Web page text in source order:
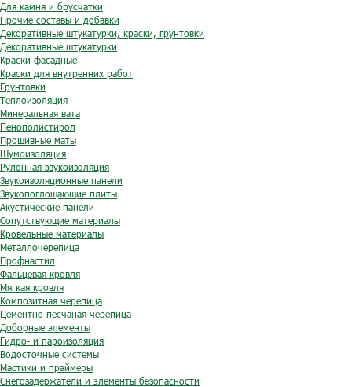
Для камня и брусчатки
Прочие составы и добавки
Декоративные штукатурки, краски, грунтовки
Декоративные штукатурки
Краски фасадные
Краски для внутренних работ
Грунтовки
Теплоизоляция
Минеральная вата
Пенополистирол
Прошивные маты
Шумоизоляция
Рулонная звукоизоляция
Звукоизоляционные панели
Звукопоглощающие плиты
Акустические панели
Сопутствующие материалы
Кровельные материалы
Металлочерепица
Профнастил
Фальцевая кровля
Мягкая кровля
Композитная черепица
Цементно-песчаная черепица
Доборные элементы
Гидро- и пароизоляция
Водосточные системы
Мастики и праймеры
Снегозадержатели и элементы безопасности